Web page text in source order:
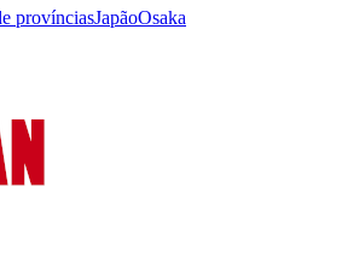
provínciasJapãoOsaka